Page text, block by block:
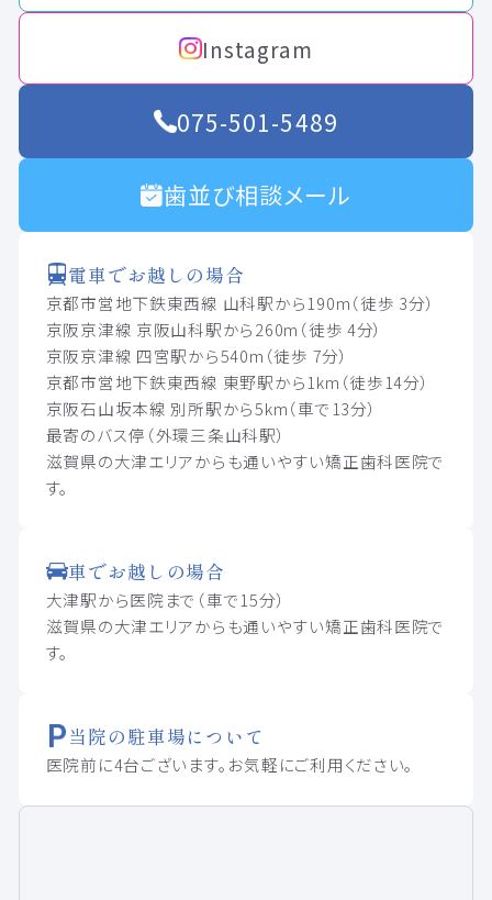
Instagram
075-501-5489
歯並び相談メール
電車でお越しの場合
京都市営地下鉄東西線 山科駅から190m（徒歩 3分）
京阪京津線 京阪山科駅から260m（徒歩 4分）
京阪京津線 四宮駅から540m（徒歩 7分）
京都市営地下鉄東西線 東野駅から1km（徒歩14分）
京阪石山坂本線 別所駅から5km（車で13分）
最寄のバス停（外環三条山科駅）
滋賀県の大津エリアからも通いやすい矯正歯科医院で
す。
車でお越しの場合
大津駅から医院まで（車で15分）
滋賀県の大津エリアからも通いやすい矯正歯科医院で
す。
当院の駐車場について
医院前に4台ございます。お気軽にご利用ください。